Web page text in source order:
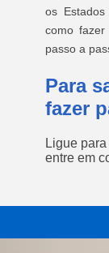
os
como
passo a
Para
fazer
Ligue para
entre em